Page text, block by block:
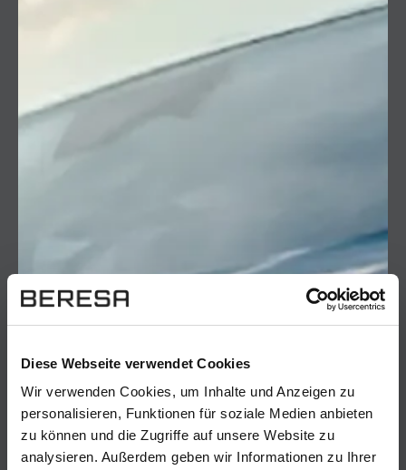
Diese Webseite verwendet Cookies
Wir verwenden Cookies, um Inhalte und Anzeigen zu
personalisieren, Funktionen für soziale Medien anbieten
zu können und die Zugriffe auf unsere Website zu
analysieren. Außerdem geben wir Informationen zu Ihrer